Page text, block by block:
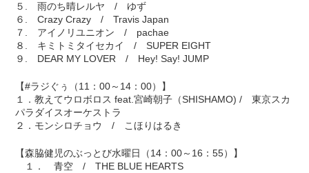
５. 雨のち晴レルヤ / ゆず
６. Crazy Crazy / Travis Japan
７. アイノリユニオン / pachae
８. キミトミタイセカイ / SUPER EIGHT
９. DEAR MY LOVER / Hey! Say! JUMP
【#ラジぐぅ（11：00～14：00）】
１．教えてウロボロス feat.宮崎朝子（SHISHAMO) / 東京スカ
パラダイスオーケストラ
２．モンシロチョウ / こほりはるき
【森脇健児のぶっとび水曜日（14：00～16：55）】
１． 青空 / THE BLUE HEARTS